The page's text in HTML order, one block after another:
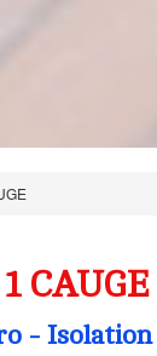
- Isolation